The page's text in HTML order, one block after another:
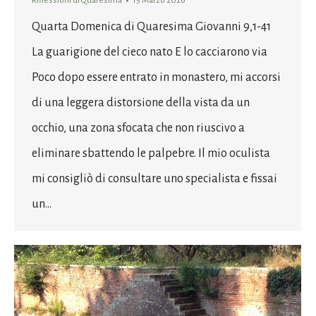
Quarta Domenica di Quaresima Giovanni 9,1-41
La guarigione del cieco nato E lo cacciarono via
Poco dopo essere entrato in monastero, mi accorsi
di una leggera distorsione della vista da un
occhio, una zona sfocata che non riuscivo a
eliminare sbattendo le palpebre. Il mio oculista
mi consigliò di consultare uno specialista e fissai
un…